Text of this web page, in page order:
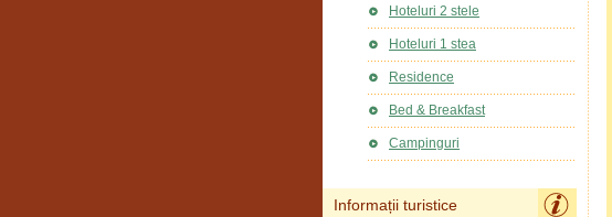
Hoteluri 2 stele
Hoteluri 1 stea
Residence
Bed & Breakfast
Campinguri
Informații turistice